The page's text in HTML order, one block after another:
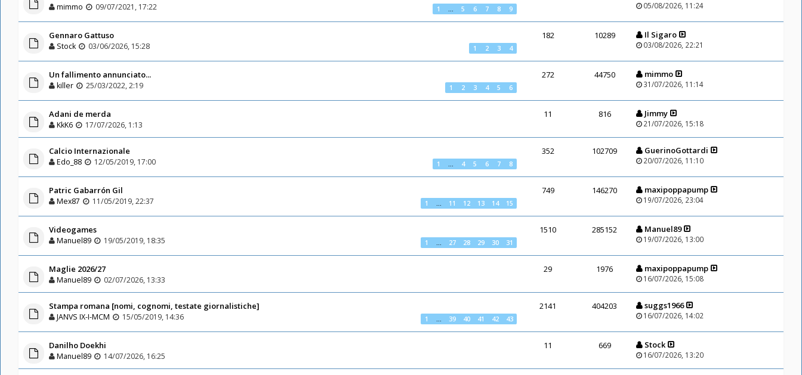
1 5 6 7 8 9
mimmo 09/07/2021, 17:22 05/08/2026, 11:24
Gennaro Gattuso
1 2 3 4
Stock 03/06/2026, 15:28
182 10289 Il Sigaro
03/08/2026, 22:21
Un fallimento annunciato...
1 2 3 4 5 6
killer 25/03/2022, 2:19
272 44750 mimmo
31/07/2026, 11:14
Adani de merda
KkK6 17/07/2026, 1:13
11 816 Jimmy
21/07/2026, 15:18
Calcio Internazionale
1 4 5 6 7 8
Edo_88 12/05/2019, 17:00
352 102709 GuerinoGottardi
20/07/2026, 11:10
Patric Gabarrón Gil
1 11 12 13 14 15
Mex87 11/05/2019, 22:37
749 146270 maxipoppapump
19/07/2026, 23:04
Videogames
1 27 28 29 30 31
Manuel89 19/05/2019, 18:35
1510 285152 Manuel89
19/07/2026, 13:00
Maglie 2026/27
Manuel89 02/07/2026, 13:33
29 1976 maxipoppapump
16/07/2026, 15:08
Stampa romana [nomi, cognomi, testate giornalistiche]
1 39 40 41 42 43
JANVS IX-I-MCM 15/05/2019, 14:36
2141 404203 suggs1966
16/07/2026, 14:02
Danilho Doekhi
Manuel89 14/07/2026, 16:25
11 669 Stock
16/07/2026, 13:20